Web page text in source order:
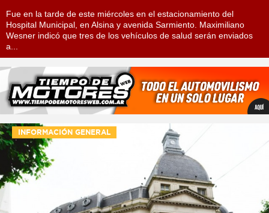
Fue en la tarde de este miércoles en el estacionamiento del
Hospital Municipal, en Alsina y avenida Sarmiento. Maximiliano
Wesner indicó que tres de los vehículos de salud serán enviados
a...
INFORMACIÓN GENERAL